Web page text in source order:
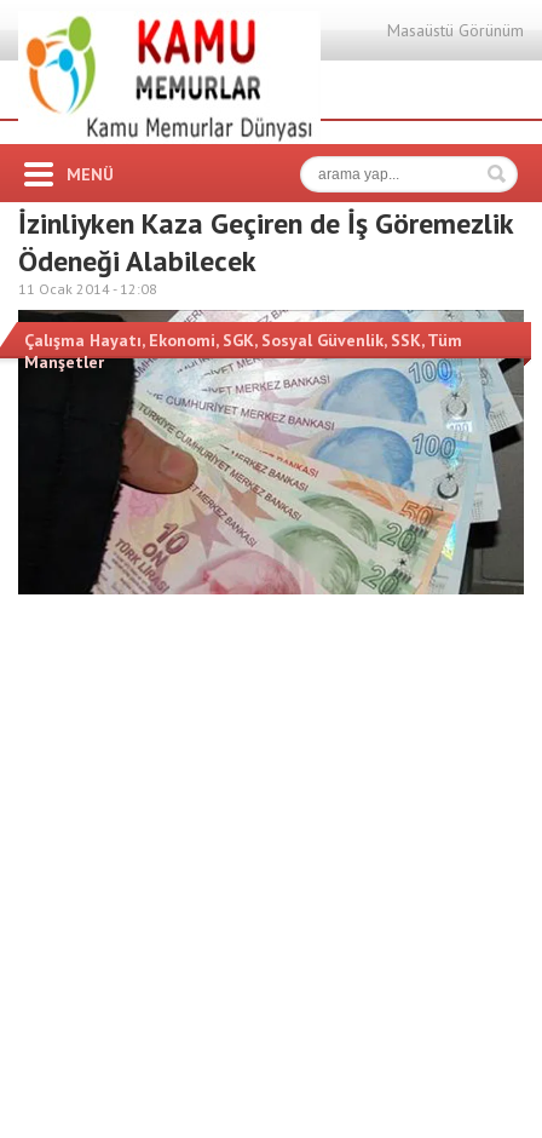
Masaüstü Görünüm
MENÜ
İzinliyken Kaza Geçiren de İş Göremezlik
Ödeneği Alabilecek
11 Ocak 2014 - 12:08
Çalışma Hayatı, Ekonomi, SGK, Sosyal Güvenlik, SSK,Tüm
Manşetler